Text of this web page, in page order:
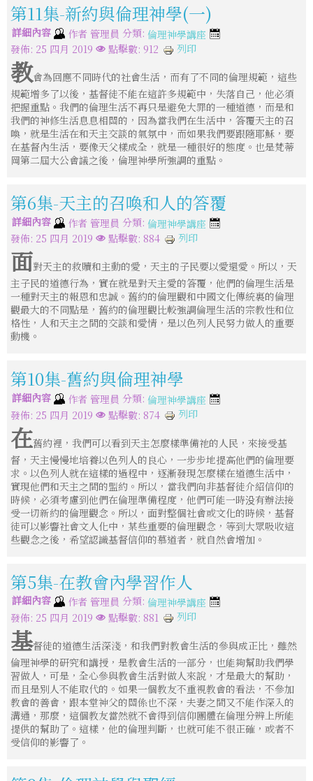
第11集-新約與倫理神學(一)
詳細內容 作者 管理員 分類: 倫理神學講座
發佈: 25 四月 2019
點擊數: 912 列印
教會為回應不同時代的社會生活，而有了不同的倫理規範，這些
規範增多了以後，基督徒不能在這許多規範中，失落自己，他必須
把握重點。我們的倫理生活不再只是避免大罪的一種道德，而是和
我們的神修生活息息相關的，因為當我們在生活中，答覆天主的召
喚，就是生活在和天主交談的氣氛中，而如果我們要跟隨耶穌，要
在基督內生活，要像天父樣成全，就是一種很好的態度。也是梵蒂
岡第二屆大公會議之後，倫理神學所強調的重點。
第6集-天主的召喚和人的答覆
詳細內容 作者 管理員 分類: 倫理神學講座
發佈: 25 四月 2019
點擊數: 884 列印
面對天主的救贖和主動的愛，天主的子民要以愛還愛。所以，天
主子民的道德行為，實在就是對天主愛的答覆，他們的倫理生活是
一種對天主的報恩和忠誠。舊約的倫理觀和中國文化傳統裏的倫理
觀最大的不同點是，舊約的倫理觀比較強調倫理生活的宗教性和位
格性，人和天主之間的交談和愛情，是以色列人民努力做人的重要
動機。
第10集-舊約與倫理神學
詳細內容 作者 管理員 分類: 倫理神學講座
發佈: 25 四月 2019
點擊數: 874 列印
在舊約裡，我們可以看到天主怎麼樣準備祂的人民，來接受基
督，天主慢慢地培養以色列人的良心，一步步地提高他們的倫理要
求。以色列人就在這樣的過程中，逐漸發現怎麼樣在道德生活中，
實現他們和天主之間的盟約。所以，當我們向非基督徒介紹信仰的
時候，必須考慮到他們在倫理準備程度，他們可能一時没有辦法接
受一切新約的倫理觀念。所以，面對整個社會或文化的時候，基督
徒可以影響社會文人化中，某些重要的倫理觀念，等到大眾吸收這
些觀念之後，希望認識基督信仰的慕道者，就自然會增加。
第5集-在教會內學習作人
詳細內容 作者 管理員 分類: 倫理神學講座
發佈: 25 四月 2019
點擊數: 881 列印
基督徒的道德生活深淺，和我們對教會生活的參與成正比，雖然
倫理神學的研究和講授，是教會生活的一部分，也能夠幫助我們學
習做人，可是，全心參與教會生活對做人來說，才是最大的幫助，
而且是別人不能取代的。如果一個教友不重視教會的看法，不參加
教會的善會，跟本堂神父的關係也不深，夫妻之間又不能作深入的
溝通，那麼，這個教友當然就不會得到信仰團體在倫理分辨上所能
提供的幫助了。這樣，他的倫理判斷，也就可能不很正確，或者不
受信仰的影響了。